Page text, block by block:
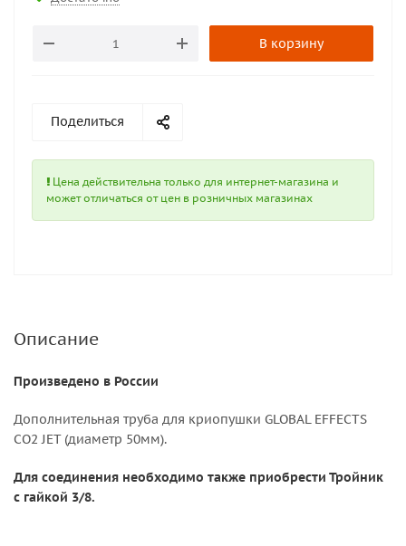
В корзину
Поделиться
Цена действительна только для интернет-магазина и
может отличаться от цен в розничных магазинах
Описание
Произведено в России
Дополнительная труба для криопушки GLOBAL EFFECTS
CO2 JET (диаметр 50мм).
Для соединения необходимо также приобрести Тройник
с гайкой 3/8.